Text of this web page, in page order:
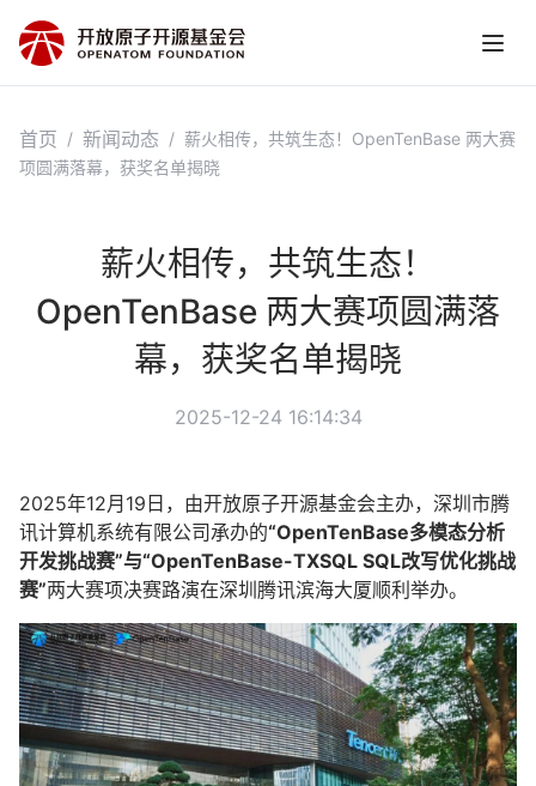
首页 / 新闻动态 / 薪火相传，共筑生态！OpenTenBase 两大赛
项圆满落幕，获奖名单揭晓
薪火相传，共筑生态！
OpenTenBase 两大赛项圆满落
幕，获奖名单揭晓
2025-12-24 16:14:34
2025年12月19日，由开放原子开源基金会主办，深圳市腾
讯计算机系统有限公司承办的“OpenTenBase多模态分析
开发挑战赛”与“OpenTenBase-TXSQL SQL改写优化挑战
赛”两大赛项决赛路演在深圳腾讯滨海大厦顺利举办。